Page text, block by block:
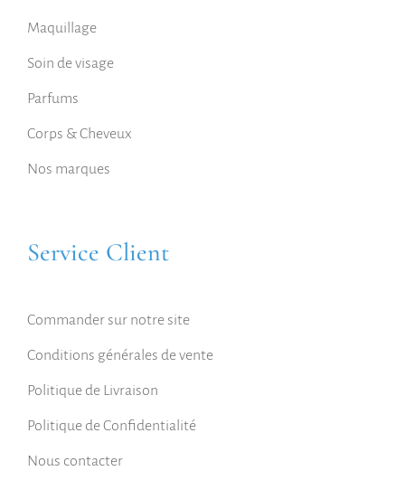
Maquillage
Soin de visage
Parfums
Corps & Cheveux
Nos marques
Service Client
Commander sur notre site
Conditions générales de vente
Politique de Livraison
Politique de Confidentialité
Nous contacter